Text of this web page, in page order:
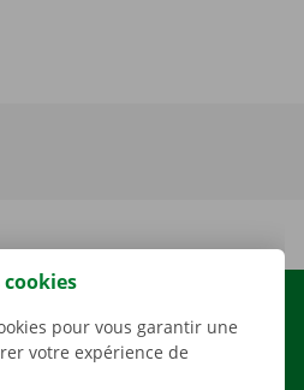
LOCATION
VÉHICULES
pour vous garantir une
votre expérience de